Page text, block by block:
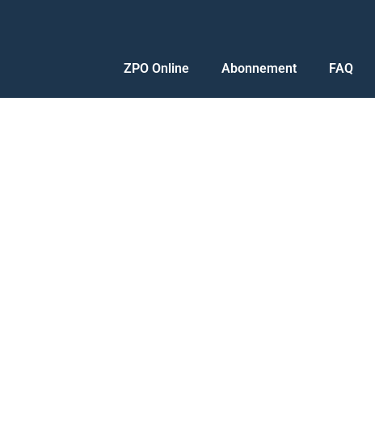
ZPO Online Abonnement FAQ